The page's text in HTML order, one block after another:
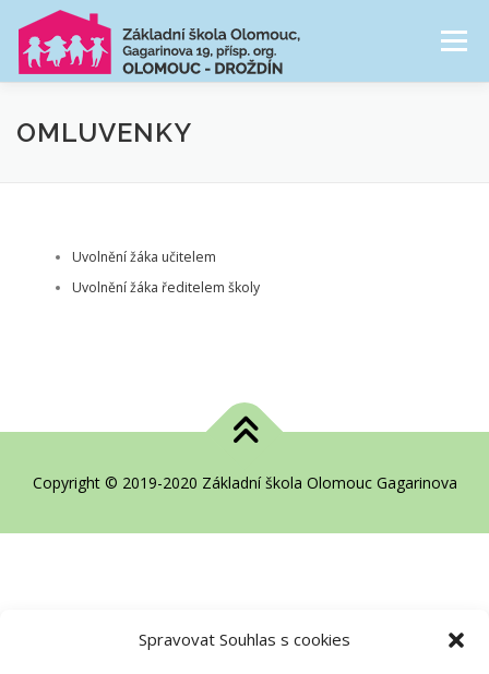
Spravovat Souhlas s cookies
Přeskočit
obsah
Menu
NAŠE ŠKOLA ŠKOLNÍ DRUŽINA
PRO RODIČE
OMLUVENKY
Uvolnění žáka učitelem
Uvolnění žáka ředitelem školy
Copyright © 2019-2020 Základní škola Olomouc Gagarinova